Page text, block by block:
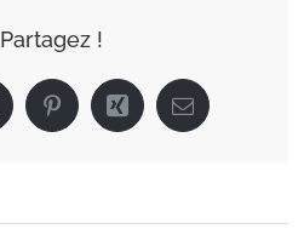
Partagez !
PinterestXing Email